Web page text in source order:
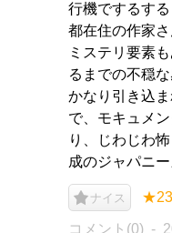
行機でするす
都在住の作家
ミステリ要素
るまでの不穏
かなり引き込
で、モキュメ
り、じわじわ
成のジャパニ
ナイス ★23
コメント(0)